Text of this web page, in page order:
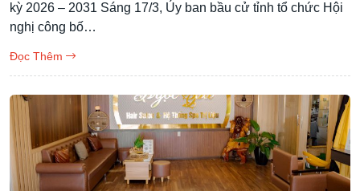
kỳ 2026 – 2031 Sáng 17/3, Ủy ban bầu cử tỉnh tổ chức Hội
nghị công bố…
Đọc Thêm